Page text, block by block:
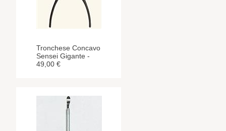
Tronchese Concavo
Sensei Gigante -
49,00 €